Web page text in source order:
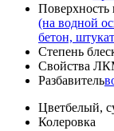
Поверхность
(на водной
бетон,
Степень
Свойства
Разбавитель
Цветбелый,
Колеровка